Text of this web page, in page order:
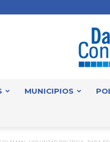
MUNICIPIOS